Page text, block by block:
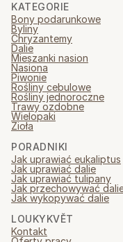
KATEGORIE
Bony podarunkowe
Byliny
Chryzantemy
Dalie
Mieszanki nasion
Nasiona
Piwonie
Rośliny cebulowe
Rośliny jednoroczne
Trawy ozdobne
Wielopaki
Zioła
PORADNIKI
Jak uprawiać eukaliptus
Jak uprawiać dalie
Jak uprawiać tulipany
Jak przechowywać
Jak wykopywać dalie
LOUKYKVĚT
Kontakt